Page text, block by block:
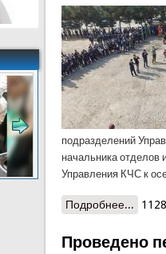
подразделений
начальника отделов
Управления КЧС к
Подробнее... о В
Проведено